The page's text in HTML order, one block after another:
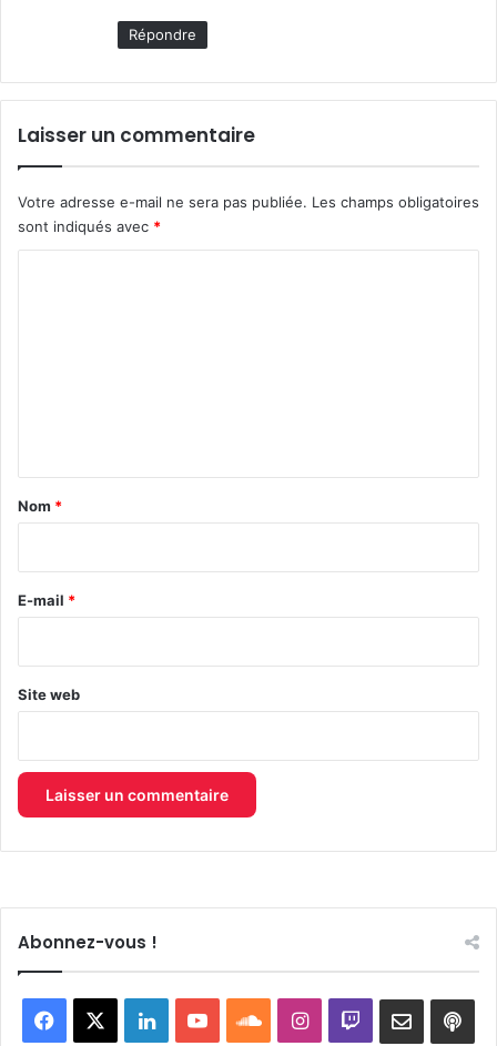
Répondre
Laisser un commentaire
Votre adresse e-mail ne sera pas publiée. Les champs obligatoires
sont indiqués avec *
a
e
Nom *
E-mail *
Site web
Abonnez-vous !
Facebook LinkedinYouTubeSoundCloud
Instagram
Twitch